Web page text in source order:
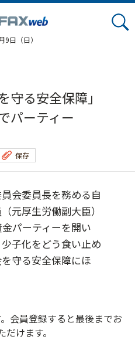
9日（日）
を守る安全保障」
パーティー
保存
会委員長を務める自
元厚生労働副大臣）
パーティーを開い
子化をどう食い止め
守る安全保障にほ
会員登録すると最後までお
だけます。